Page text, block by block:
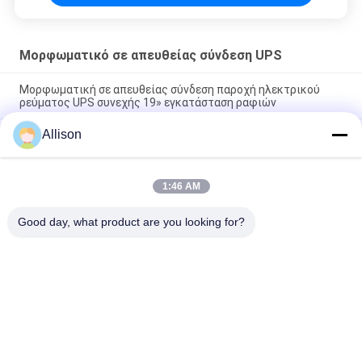
Μορφωματικό σε απευθείας σύνδεση UPS
Μορφωματική σε απευθείας σύνδεση παροχή ηλεκτρικού
ρεύματος UPS συνεχής 19» εγκατάσταση ραφιών
Υψηλή συχνότητα μορφωματικό σε απευθείας σύνδεση UPS,
μορφωματική Uninterruptible παροχή ηλεκτρικού ρεύματος
τριών φάσεων
Μορφωματική σε απευθείας σύνδεση UPS LCD υψηλή επίδοση
Allison
1:46 AM
Good day, what product are you looking for?